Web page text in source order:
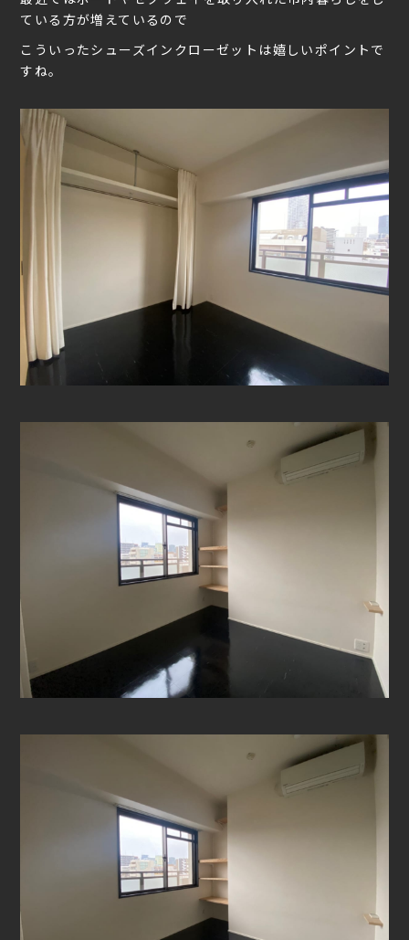
ている方が増えているので
こういったシューズインクローゼットは嬉しいポイントで
すね。